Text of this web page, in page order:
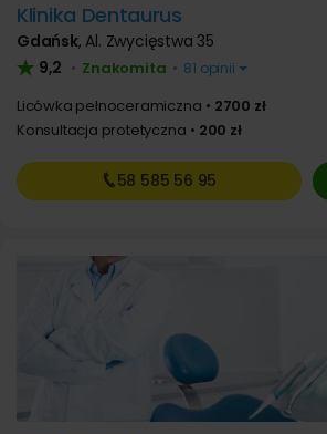
Klinika Dentaurus
Gdańsk, Al. Zwycięstwa 35
9,2 • Znakomita • 81 opinii
Licówka pełnoceramiczna
2700 zł
Konsultacja protetyczna
200 zł
58 585 56 95